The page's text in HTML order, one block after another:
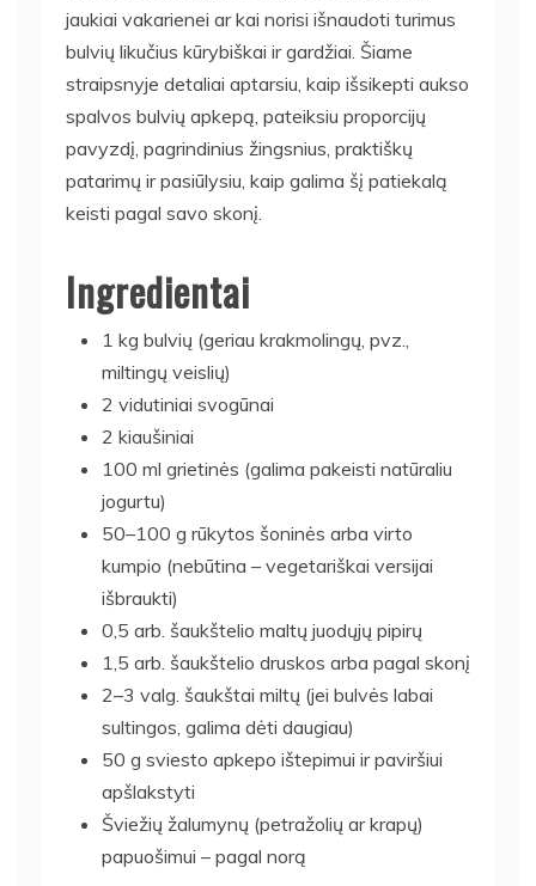
jaukiai vakarienei ar kai norisi išnaudoti turimus
bulvių likučius kūrybiškai ir gardžiai. Šiame
straipsnyje detaliai aptarsiu, kaip išsikepti aukso
spalvos bulvių apkepą, pateiksiu proporcijų
pavyzdį, pagrindinius žingsnius, praktiškų
patarimų ir pasiūlysiu, kaip galima šį patiekalą
keisti pagal savo skonį.
Ingredientai
1 kg bulvių (geriau krakmolingų, pvz.,
miltingų veislių)
2 vidutiniai svogūnai
2 kiaušiniai
100 ml grietinės (galima pakeisti natūraliu
jogurtu)
50–100 g rūkytos šoninės arba virto
kumpio (nebūtina – vegetariškai versijai
išbraukti)
0,5 arb. šaukštelio maltų juodųjų pipirų
1,5 arb. šaukštelio druskos arba pagal skonį
2–3 valg. šaukštai miltų (jei bulvės labai
sultingos, galima dėti daugiau)
50 g sviesto apkepo ištepimui ir paviršiui
apšlakstyti
Šviežių žalumynų (petražolių ar krapų)
papuošimui – pagal norą